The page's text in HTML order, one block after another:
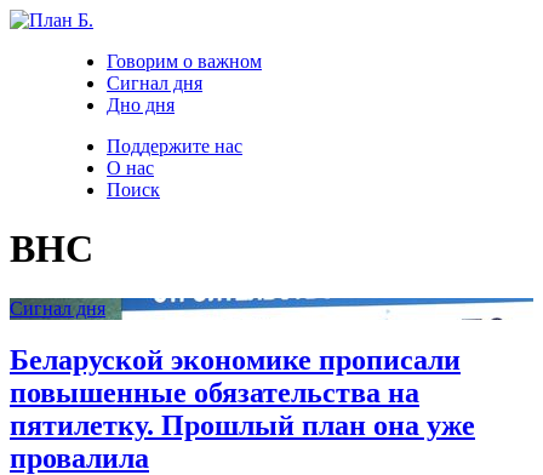
Говорим о важном
Сигнал дня
Дно дня
Поддержите нас
О нас
Поиск
ВНС
Сигнал дня
Беларуской экономике прописали
повышенные обязательства на
пятилетку. Прошлый план она уже
провалила